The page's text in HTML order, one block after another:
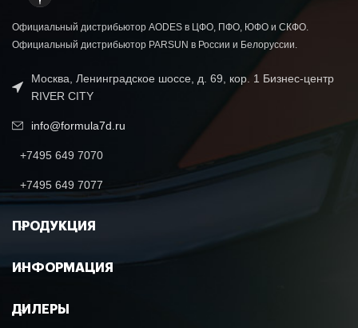
Официальный дистрибьютор AODES в ЦФО, ПФО, ЮФО и СКФО.
Официальный дистрибьютор PARSUN в России и Белоруссии.
Москва, Ленинградское шоссе, д. 69, кор. 1 Бизнес-центр
RIVER CITY
info@formula7d.ru
+7495 649 7070
+7495 649 7077
ПРОДУКЦИЯ
ИНФОРМАЦИЯ
ДИЛЕРЫ